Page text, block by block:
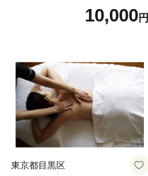
10,000円
東京都目黒区